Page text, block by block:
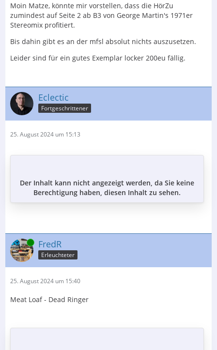
Moin Matze, könnte mir vorstellen, dass die HörZu
zumindest auf Seite 2 ab B3 von George Martin's 1971er
Stereomix profitiert.
Bis dahin gibt es an der mfsl absolut nichts auszusetzen.
Leider sind für ein gutes Exemplar locker 200eu fällig.
Eclectic
Fortgeschrittener
25. August 2024 um 15:13
Der Inhalt kann nicht angezeigt werden, da Sie keine
Berechtigung haben, diesen Inhalt zu sehen.
Online FredR
Erleuchteter
25. August 2024 um 15:40
Meat Loaf - Dead Ringer